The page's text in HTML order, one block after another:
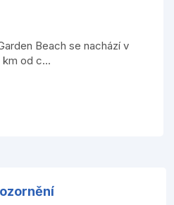
Beach se nachází v
km od c...